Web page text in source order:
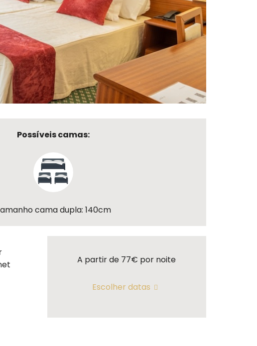
Possíveis camas:
cama dupla: 140cm
A partir de 77€ por noite
Escolher datas